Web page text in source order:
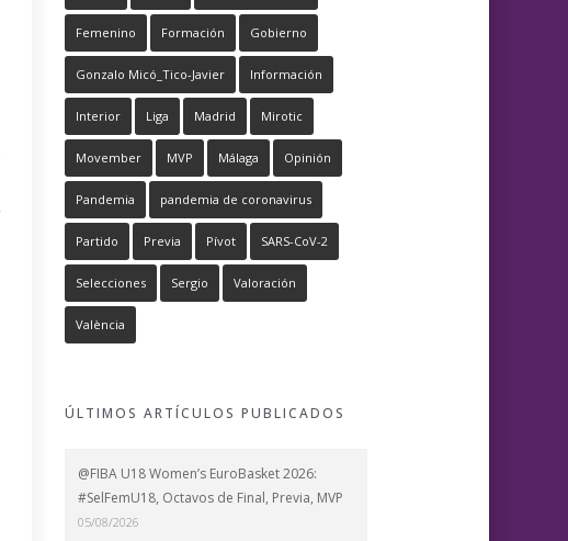
Femenino Formación Gobierno
Gonzalo Micó_Tico-Javier Información
Interior Liga Madrid Mirotic
Movember MVP Málaga Opinión
Pandemia pandemia de coronavirus
Partido Previa Pívot SARS-CoV-2
Selecciones Sergio Valoración
València
ÚLTIMOS ARTÍCULOS PUBLICADOS
@FIBA U18 Women’s EuroBasket 2026:
#SelFemU18, Octavos de Final, Previa, MVP
05/08/2026